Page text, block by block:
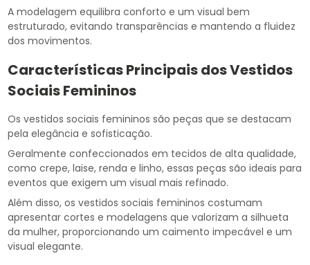
A modelagem equilibra conforto e um visual bem
estruturado, evitando transparências e mantendo a fluidez
dos movimentos.
Características Principais dos Vestidos
Sociais Femininos
Os vestidos sociais femininos são peças que se destacam
pela elegância e sofisticação.
Geralmente confeccionados em tecidos de alta qualidade,
como crepe, laise, renda e linho, essas peças são ideais para
eventos que exigem um visual mais refinado.
Além disso, os vestidos sociais femininos costumam
apresentar cortes e modelagens que valorizam a silhueta
da mulher, proporcionando um caimento impecável e um
visual elegante.